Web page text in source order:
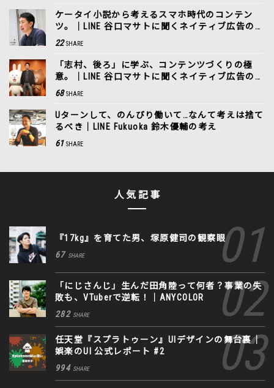
ケータイ小説から考えるスマホ時代のコンテン
ツ。｜LINE 谷口マサトに聞くネイティブ広告の話
＜後編＞
22 SHARE
「志村、後ろ」に学ぶ、コンテンツづくりの極
意。｜LINE 谷口マサトに聞くネイティブ広告の話
＜前編＞
68 SHARE
Uターンして、のんびり働いて…なんて考えは捨て
るべき｜LINE Fukuoka 鈴木優輔の考え
61 SHARE
人気記事
『17kg』を育てた男、塚原健司の観察眼
67 SHARE
「にじさんじ」生んだ田角陸って何者？事業の失
敗も、VTuberで逆転！｜ANYCOLOR
282 SHARE
任天堂『スプラトゥーン』UIデザインの舞台裏｜
娯楽のUI 公式レポート #2
994 SHARE